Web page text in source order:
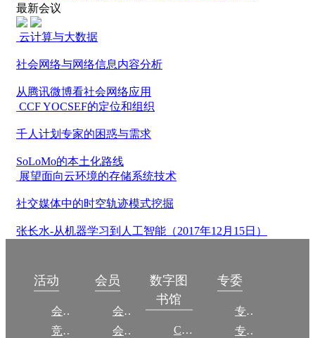
最新会议
云计算与大数据
社会网络与网络信息内容分析
从腾讯微博看社会网络应用
CCF YOCSEF的定位和组织
千人计划专家的困惑与需求
SoLoMo的本土化路线
展望面向云环境的存储系统技术
社交媒体中的时空轨迹模式挖掘
张长水-从机器学习到人工智能（2017年12月15日）
活动
会议
竞赛
会员
会员简介
会员权益
数字图
书馆
CCCF
专委
专委简介
专委条例